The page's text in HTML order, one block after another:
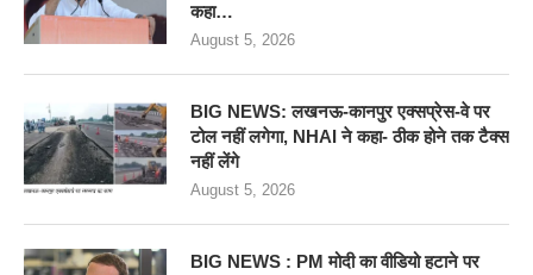
कहा…
August 5, 2026
BIG NEWS: लखनऊ-कानपुर एक्सप्रेस-वे पर
टोल नहीं लगेगा, NHAI ने कहा- ठीक होने तक टैक्स
नहीं लेंगे
August 5, 2026
BIG NEWS : PM मोदी का वीडियो हटाने पर